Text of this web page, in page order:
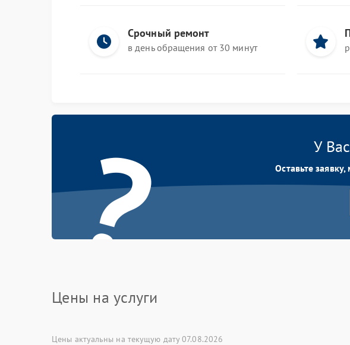
Срочный ремонт
в день обращения от 30 минут
? У
Оставьте
Цены на услуги
Цены актуальны на текущую дату 07.08.2026